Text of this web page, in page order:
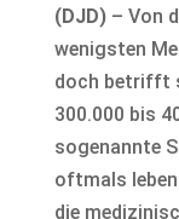
(DJD)– Von
wenigsten
doch betrifft
300.000 bis
sogenannte
oftmals
die